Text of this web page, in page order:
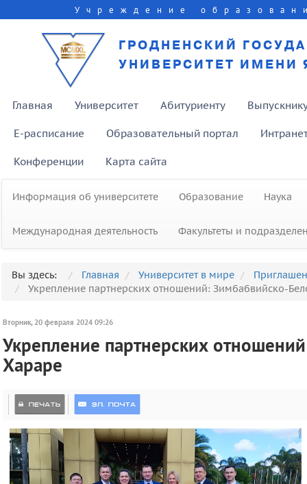
Учреждение
ГРОДНЕНСКИЙ
УНИВЕРСИТЕТ ИМЕНИ
Главная Университет Абитуриенту
E-расписание Образовательный портал
Конференции Карта сайта
Информация об университете Образование Наука
Международная деятельность Факультеты и
Вы здесь: Главная Университет в мире
Укрепление партнерских отношений: Зимбабвийско-
Вторник, 20 февраля 2024 09:26
Укрепление партнерских
Хараре